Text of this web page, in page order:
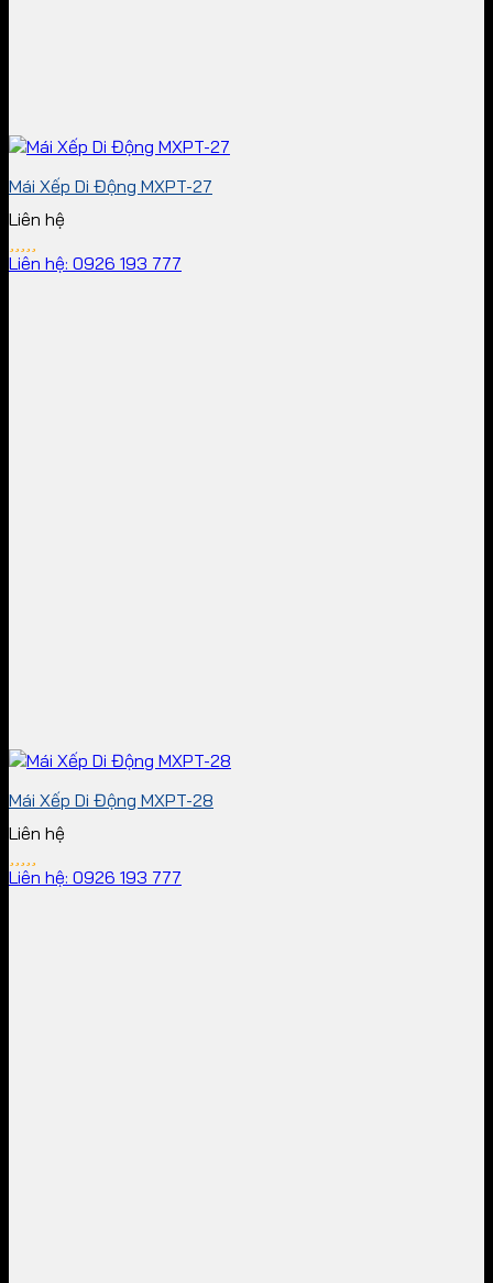
Mái Xếp Di Động MXPT-27
Liên hệ
Liên hệ: 0926 193 777
Mái Xếp Di Động MXPT-28
Liên hệ
Liên hệ: 0926 193 777